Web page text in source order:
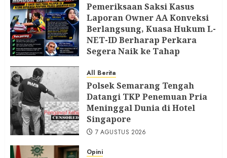
Pemeriksaan Saksi Kasus
Laporan Owner AA Konveksi
Berlangsung, Kuasa Hukum L-
NET-ID Berharap Perkara
Segera Naik ke Tahap
7 AGUSTUS 2026
All Berita
Polsek Semarang Tengah
Datangi TKP Penemuan Pria
Meninggal Dunia di Hotel
Singapore
7 AGUSTUS 2026
Opini